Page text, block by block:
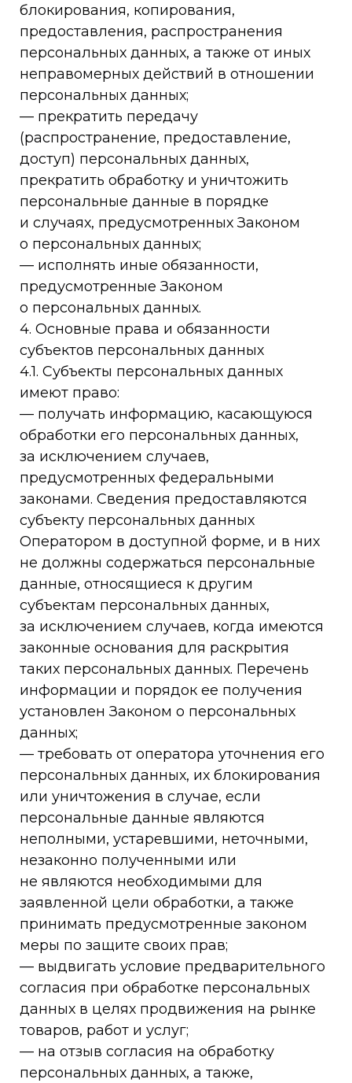
блокирования, копирования,
предоставления, распространения
персональных данных, а также от иных
неправомерных действий в отношении
персональных данных;
— прекратить передачу
(распространение, предоставление,
доступ) персональных данных,
прекратить обработку и уничтожить
персональные данные в порядке
и случаях, предусмотренных Законом
о персональных данных;
— исполнять иные обязанности,
предусмотренные Законом
о персональных данных.
4. Основные права и обязанности
субъектов персональных данных
4.1. Субъекты персональных данных
имеют право:
— получать информацию, касающуюся
обработки его персональных данных,
за исключением случаев,
предусмотренных федеральными
законами. Сведения предоставляются
субъекту персональных данных
Оператором в доступной форме, и в них
не должны содержаться персональные
данные, относящиеся к другим
субъектам персональных данных,
за исключением случаев, когда имеются
законные основания для раскрытия
таких персональных данных. Перечень
информации и порядок ее получения
установлен Законом о персональных
данных;
— требовать от оператора уточнения его
персональных данных, их блокирования
или уничтожения в случае, если
персональные данные являются
неполными, устаревшими, неточными,
незаконно полученными или
не являются необходимыми для
заявленной цели обработки, а также
принимать предусмотренные законом
меры по защите своих прав;
— выдвигать условие предварительного
согласия при обработке персональных
данных в целях продвижения на рынке
товаров, работ и услуг;
— на отзыв согласия на обработку
персональных данных, а также,